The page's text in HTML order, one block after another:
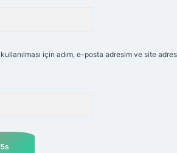
için adım, e-posta adresim ve site